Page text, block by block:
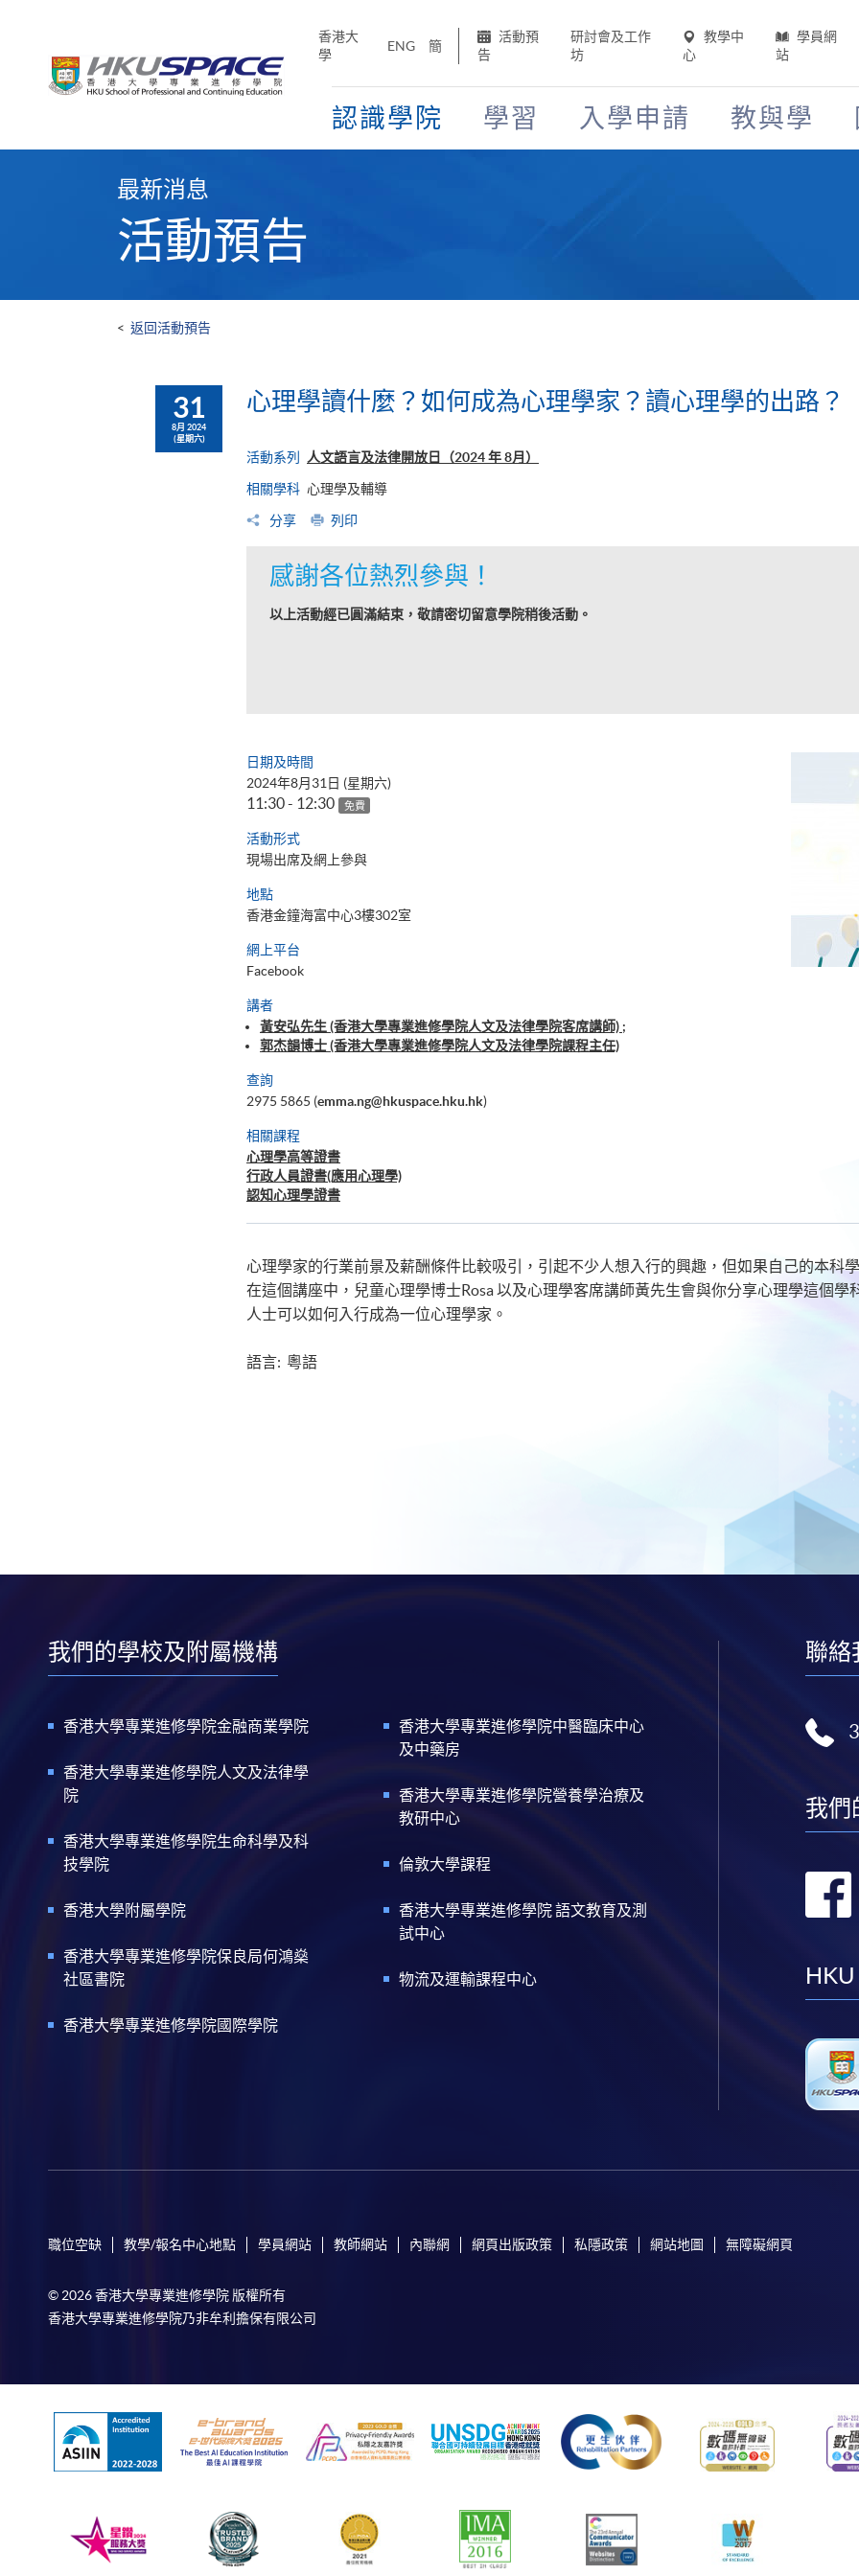
香港大
學
ENG 簡
活動預
告
研討會及工作
坊
教學中
心
學員網
站
認識學院 學習 入學申請 教與學
最新消息
活動預告
< 返回活動預告
31
8月 2024
(星期六)
心理學讀什麼？如何成為心理學家？讀心理學的出路？
活動系列 人文語言及法律開放日（2024 年 8月）
相關學科 心理學及輔導
分享 列印
感謝各位熱烈參與！
以上活動經已圓滿結束，敬請密切留意學院稍後活動。
日期及時間
2024年8月31日 (星期六)
11:30 - 12:30 免費
活動形式
現場出席及網上參與
地點
香港金鐘海富中心3樓302室
網上平台
Facebook
講者
黃安弘先生 (香港大學專業進修學院人文及法律學院客席講師) ;
郭杰韻博士 (香港大學專業進修學院人文及法律學院課程主任)
查詢
2975 5865 (emma.ng@hkuspace.hku.hk)
相關課程
心理學高等證書
行政人員證書(應用心理學)
認知心理學證書
心理學家的行業前景及薪酬條件比較吸引，引起不少人想入行的興趣，但如果自己的本科
在這個講座中，兒童心理學博士Rosa 以及心理學客席講師黃先生會與你分享心理學這個
人士可以如何入行成為一位心理學家。
語言: 粵語
我們的學校及附屬機構
香港大學專業進修學院金融商業學院
香港大學專業進修學院人文及法律學
院
香港大學專業進修學院生命科學及科
技學院
香港大學附屬學院
香港大學專業進修學院保良局何鴻燊
社區書院
香港大學專業進修學院國際學院
香港大學專業進修學院中醫臨床中心
及中藥房
香港大學專業進修學院營養學治療及
教研中心
倫敦大學課程
香港大學專業進修學院 語文教育及測
試中心
物流及運輸課程中心
聯絡
我們
HKU
職位空缺 教學/報名中心地點 學員網站 教師網站 內聯網 網頁出版政策 私隱政策 網站地圖 無障礙網頁
© 2026 香港大學專業進修學院 版權所有
香港大學專業進修學院乃非牟利擔保有限公司